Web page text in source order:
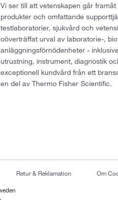
Vi ser till att vetenskapen går
produkter och omfattande
testlaboratorier, sjukvård och
oöverträffat urval av laboratorie-,
anläggningsförnödenheter -
utrustning, instrument, diagnostik
exceptionell kundvård från ett
en del av Thermo Fisher Scientific.
Retur & Reklamation Om